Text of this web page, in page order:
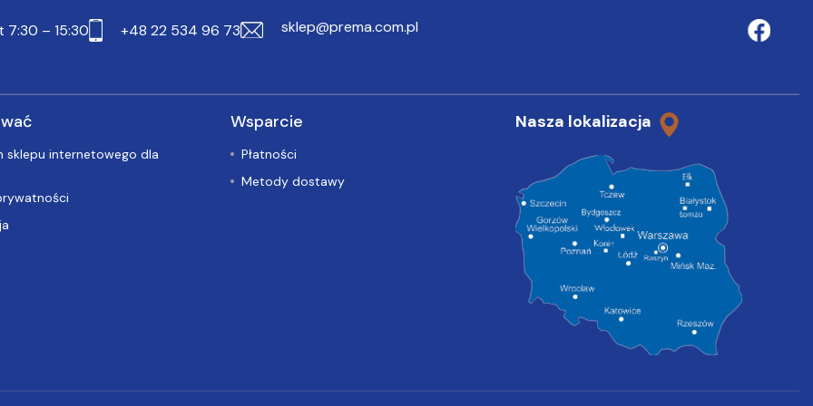
7:30 – 15:30 +48 22 534 96 73 sklep@prema.com.pl
sklepu internetowego dla
Wsparcie
Płatności
Metody dostawy
Nasza lokalizacja